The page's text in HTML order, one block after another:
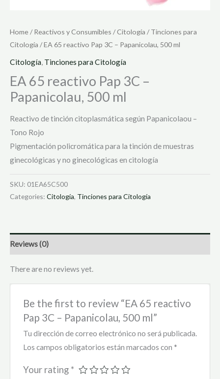
Home/Reactivos y Consumibles /Citología /Tinciones para
Citología / EA 65 reactivo Pap 3C – Papanicolau, 500 ml
Citología, Tinciones para Citología
EA 65 reactivo Pap 3C –
Papanicolau, 500 ml
Reactivo de tinción citoplasmática según Papanicolaou –
Tono Rojo
Pigmentación policromática para la tinción de muestras
ginecológicas y no ginecológicas en citología
SKU: 01EA65C500
Categories: Citología, Tinciones para Citología
Reviews (0)
There are no reviews yet.
Be the first to review “EA 65 reactivo
Pap 3C – Papanicolau, 500 ml”
Tu dirección de correo electrónico no será publicada.
Los campos obligatorios están marcados con *
Your rating *